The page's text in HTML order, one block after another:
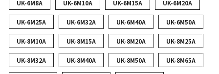
UK-6M8A UK-6M10A UK-6M15A UK-6M20A
UK-6M25A UK-6M32A UK-6M40A UK-6M50A
UK-8M10A UK-8M15A UK-8M20A UK-8M25A
UK-8M32A UK-8M40A UK-8M50A UK-8M65A